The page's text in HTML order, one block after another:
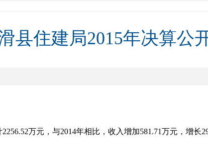
县住建局2015年决算公
万元，与2014年相比，收入增加581.71万元，增长